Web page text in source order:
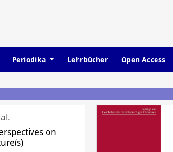
Periodika Lehrbücher Open Access
on